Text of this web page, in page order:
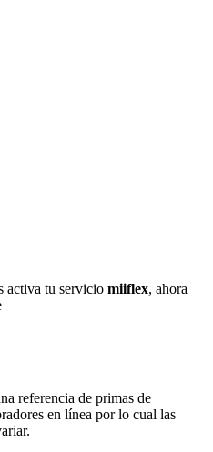
activa tu servicio miiflex, ahora
referencia de primas de
en línea por lo cual las